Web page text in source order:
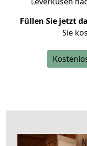
Füllen Sie jetzt
Sie